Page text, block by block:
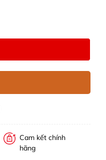
Cam kết chính
hãng